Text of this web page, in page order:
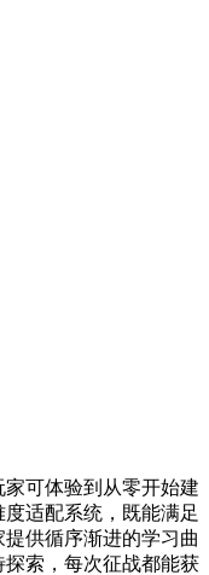
可体验到从零开始建
适配系统，既能满足
供循序渐进的学习曲
索，每次征战都能获